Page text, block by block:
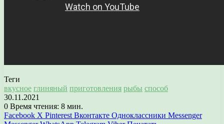
Теги
вкусное глиняный приготовления рыбы способ
30.11.2021
0 Время чтения: 8 мин.
Facebook X Pinterest Вконтакте Одноклассники Messenger